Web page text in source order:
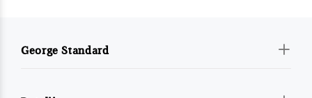
George Standard